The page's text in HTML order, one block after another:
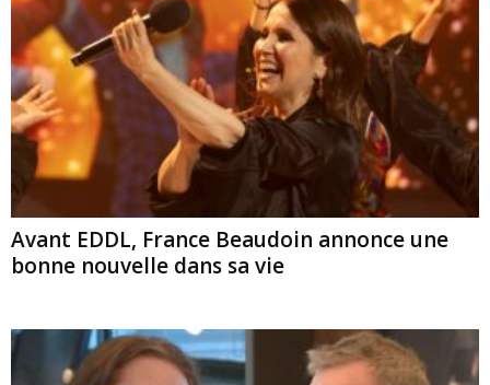
Avant EDDL, France Beaudoin annonce une
bonne nouvelle dans sa vie